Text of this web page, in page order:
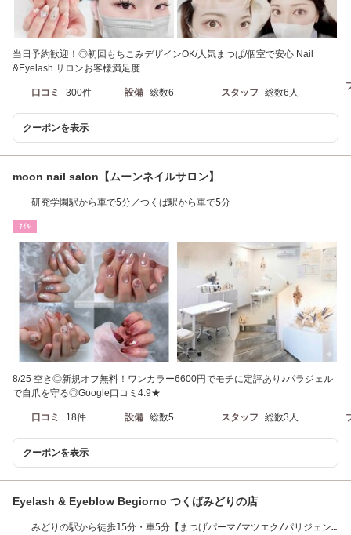
当日予約歓迎！◎初回もちこみデザインOK/人気まつぱ/個室で安心 Nail
&Eyelash サロンお客様満足度
口コミ 300件 設備 総数6 スタッフ 総数6人
クーポンを表示
moon nail salon【ムーンネイルサロン】
研究学園駅から車で5分／つくば駅から車で5分
ﾈｲﾙ
8/25 空き◎新規オフ無料！ワンカラー6600円でモチに定評あり♪パラジェル
で自爪を守る◎Google口コミ4.9★
口コミ 18件 設備 総数5 スタッフ 総数3人
クーポンを表示
Eyelash & Eyeblow Begiorno つくばみどりの店
みどりの駅から徒歩15分・車5分【まつげパーマ/マツエク/パリジェン